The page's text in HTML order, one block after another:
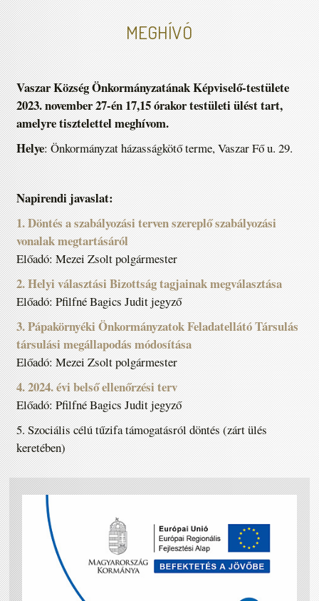
MEGHÍVÓ
Vaszar Község Önkormányzatának Képviselő-testülete
2023. november 27-én 17,15 órakor testületi ülést tart,
amelyre tisztelettel meghívom.
Helye: Önkormányzat házasságkötő terme, Vaszar Fő u. 29.
Napirendi javaslat:
1. Döntés a szabályozási terven szereplő szabályozási
vonalak megtartásáról
Előadó: Mezei Zsolt polgármester
2. Helyi választási Bizottság tagjainak megválasztása
Előadó: Pfilfné Bagics Judit jegyző
3. Pápakörnyéki Önkormányzatok Feladatellátó Társulás
társulási megállapodás módosítása
Előadó: Mezei Zsolt polgármester
4. 2024. évi belső ellenőrzési terv
Előadó: Pfilfné Bagics Judit jegyző
5. Szociális célú tűzifa támogatásról döntés (zárt ülés
keretében)